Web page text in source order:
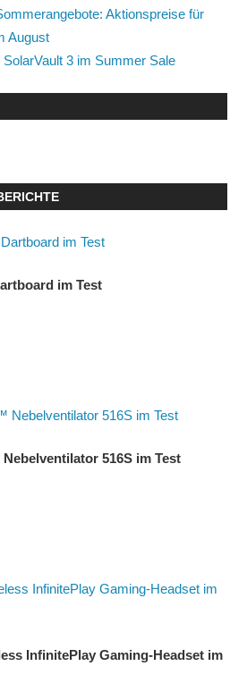
Aktionspreise für
August
3 im Summer Sale
im Test
516S im Test
InfinitePlay Gaming-Headset im